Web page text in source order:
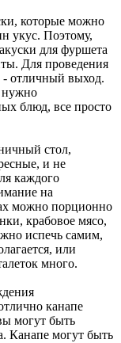
которые можно
укус. Поэтому,
для фуршета
Для проведения
- отличный выход.
нужно
блюд, все просто
стол,
и не
каждого
на
можно порционно
крабовое мясо,
испечь самим,
или
много.
канапе
могут быть
Канапе могут быть